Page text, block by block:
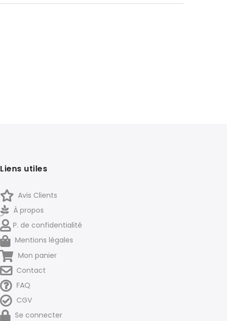
Liens utiles
Avis Clients
À propos
P. de confidentialité
Mentions légales
Mon panier
Contact
FAQ
CGV
Se connecter